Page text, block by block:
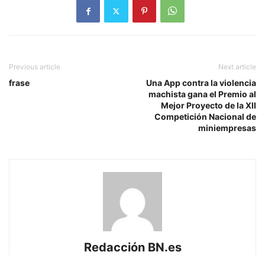
Previous article
frase
Next article
Una App contra la violencia
machista gana el Premio al
Mejor Proyecto de la XII
Competición Nacional de
miniempresas
Redacción BN.es